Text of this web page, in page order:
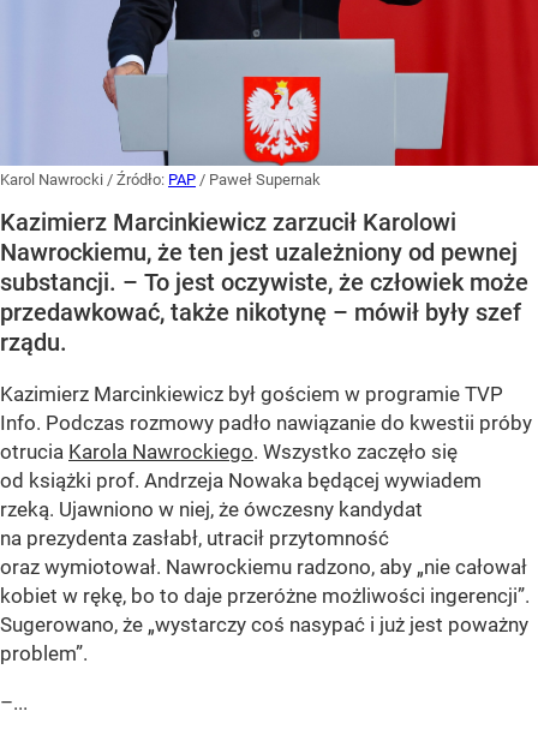
Karol Nawrocki / Źródło: PAP / Paweł Supernak
Kazimierz Marcinkiewicz zarzucił Karolowi
Nawrockiemu, że ten jest uzależniony od pewnej
substancji. – To jest oczywiste, że człowiek może
przedawkować, także nikotynę – mówił były szef
rządu.
Kazimierz Marcinkiewicz był gościem w programie TVP
Info. Podczas rozmowy padło nawiązanie do kwestii próby
otrucia Karola Nawrockiego. Wszystko zaczęło się
od książki prof. Andrzeja Nowaka będącej wywiadem
rzeką. Ujawniono w niej, że ówczesny kandydat
na prezydenta zasłabł, utracił przytomność
oraz wymiotował. Nawrockiemu radzono, aby „nie całował
kobiet w rękę, bo to daje przeróżne możliwości ingerencji”.
Sugerowano, że „wystarczy coś nasypać i już jest poważny
problem”.
–...